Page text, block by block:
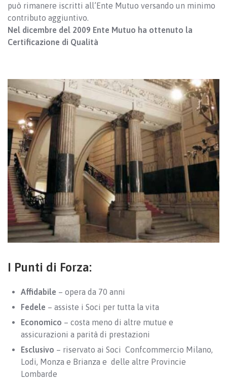
può rimanere iscritti all’Ente Mutuo versando un minimo
contributo aggiuntivo.
Nel dicembre del 2009 Ente Mutuo ha ottenuto la
Certificazione di Qualità
I Punti di Forza:
Affidabile – opera da 70 anni
Fedele – assiste i Soci per tutta la vita
Economico – costa meno di altre mutue e
assicurazioni a parità di prestazioni
Esclusivo – riservato ai Soci Confcommercio Milano,
Lodi, Monza e Brianza e delle altre Provincie
Lombarde